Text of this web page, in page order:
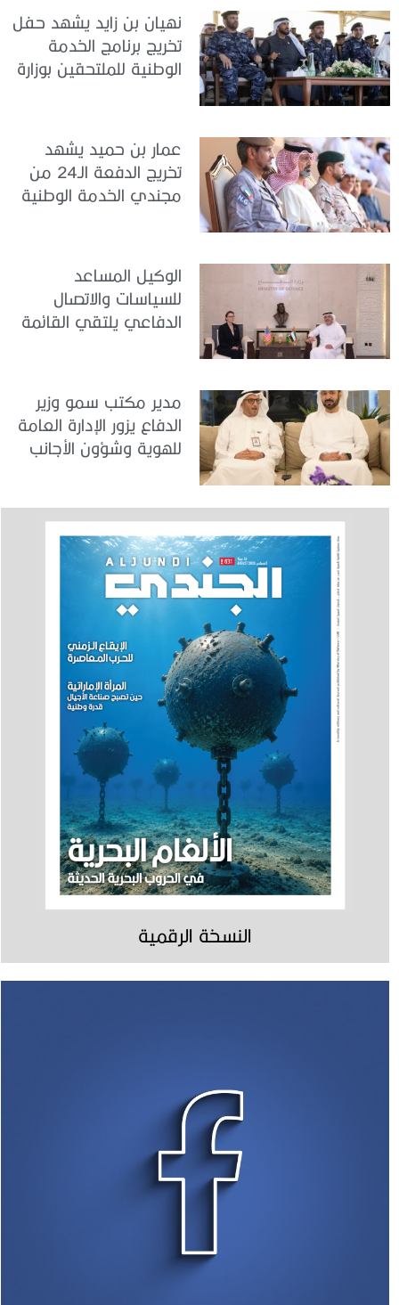
نهيان بن زايد يشهد حفل
تخريج برنامج الخدمة
الوطنية للملتحقين بوزارة
عمار بن حميد يشهد
تخريج الدفعة الـ24 من
مجندي الخدمة الوطنية
الوكيل المساعد
للسياسات والاتصال
الدفاعي يلتقي القائمة
مدير مكتب سمو وزير
الدفاع يزور الإدارة العامة
للهوية وشؤون الأجانب
النسخة الرقمية